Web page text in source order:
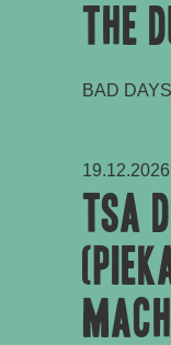
The
BAD
TSA